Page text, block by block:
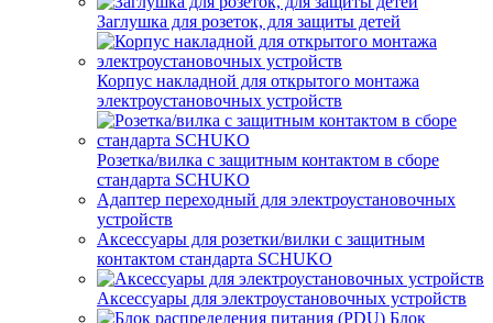
Заглушка для розеток, для защиты детей
Корпус накладной для открытого монтажа
электроустановочных устройств
Розетка/вилка с защитным контактом в сборе
стандарта SCHUKO
Адаптер переходный для электроустановочных
устройств
Аксессуары для розетки/вилки с защитным
контактом стандарта SCHUKO
Аксессуары для электроустановочных устройств
Блок